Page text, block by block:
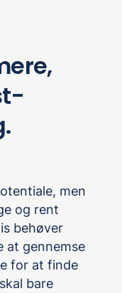
men
og rent
behøver
at gennemse
for at finde
bare